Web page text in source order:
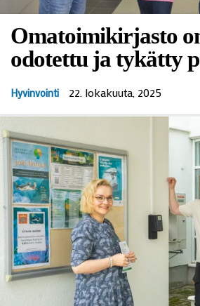
Omatoimikirjasto
odotettu ja tykätty
Hyvinvointi 22. lokakuuta, 2025